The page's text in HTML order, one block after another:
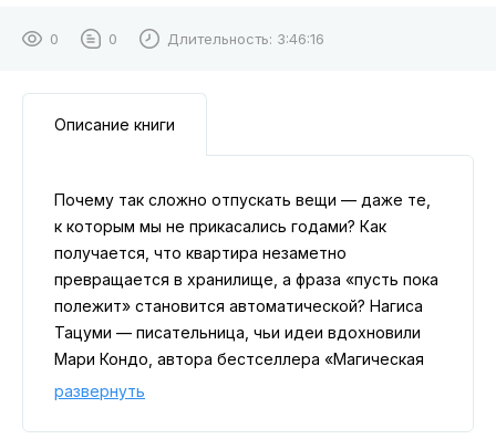
0 0 Длительность: 3:46:16
Описание книги
Почему так сложно отпускать вещи — даже те,
к которым мы не прикасались годами? Как
получается, что квартира незаметно
превращается в хранилище, а фраза «пусть пока
полежит» становится автоматической? Нагиса
Тацуми — писательница, чьи идеи вдохновили
Мари Кондо, автора бестселлера «Магическая
уборка», — предлагает ясный и облегчaющий
развернуть